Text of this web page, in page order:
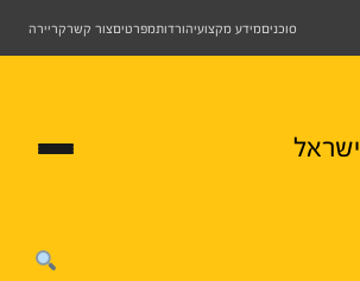
סוכניםמידע מקצועיהורדותמפרטיםצור קשרקריירה
ישראל